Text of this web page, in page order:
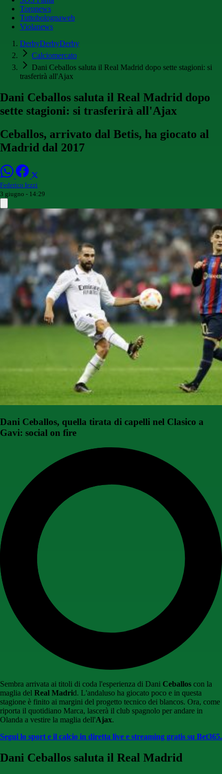
Toronews
Tuttobolognaweb
Violanews
DerbyDerbyDerby
Calciomercato
Dani Ceballos saluta il Real Madrid dopo sette stagioni: si
trasferirà all'Ajax
Dani Ceballos saluta il Real Madrid dopo
sette stagioni: si trasferirà all'Ajax
Ceballos, arrivato dal Betis, ha giocato al
Madrid dal 2017
Federico Iezzi
3 giugno - 14:29
Dani Ceballos, quella tirata di capelli nel Clasico a
Gavi: social on fire
Sembra arrivata ai titoli di coda l'esperienza di Dani Ceballos con la
maglia del Real Madrid. L'andaluso ha giocato poco e in questa
stagione è finito ai margini del progetto tecnico dei blancos. Ora, come
riporta il quotidiano Marca, lascerà il club spagnolo per andare in
Olanda a vestire la maglia dell'Ajax.
Segui lo sport e il calcio in diretta live e streaming gratis su Bet365.
Dani Ceballos saluta il Real Madrid